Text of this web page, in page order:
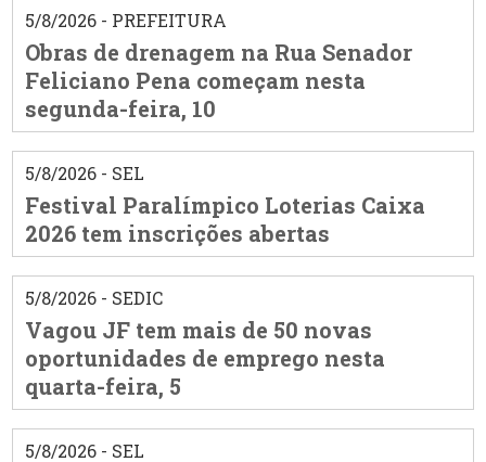
5/8/2026 - PREFEITURA
Obras de drenagem na Rua Senador
Feliciano Pena começam nesta
segunda-feira, 10
5/8/2026 - SEL
Festival Paralímpico Loterias Caixa
2026 tem inscrições abertas
5/8/2026 - SEDIC
Vagou JF tem mais de 50 novas
oportunidades de emprego nesta
quarta-feira, 5
5/8/2026 - SEL